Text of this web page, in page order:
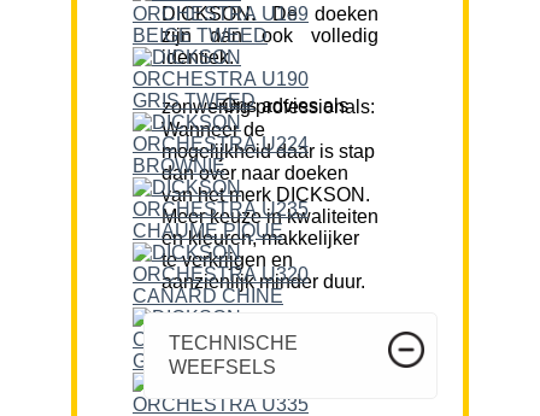
DICKSON. De doeken
zijn dan ook volledig
identiek.
Ons advies als zonwering professionals:
Wanneer de
mogelijkheid daar is stap
dan over naar doeken
van het merk DICKSON.
Meer keuze in kwaliteiten
en kleuren, makkelijker
te verkrijgen en
aanzienlijk minder duur.
TECHNISCHE
WEEFSELS